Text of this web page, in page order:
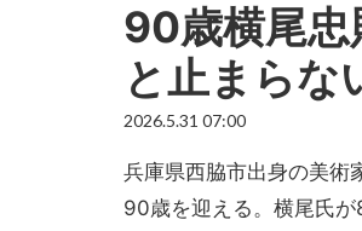
90歳横尾忠
と止まらな
2026.5.31 07:00
兵庫県西脇市出身の美術
90歳を迎える。横尾氏